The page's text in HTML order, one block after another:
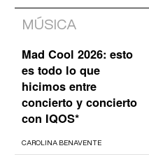
MÚSICA
Mad Cool 2026: esto
es todo lo que
hicimos entre
concierto y concierto
con IQOS*
CAROLINA BENAVENTE